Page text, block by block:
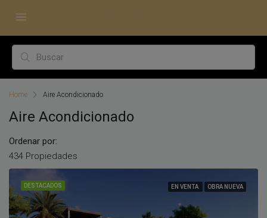
Home Aire Acondicionado
Aire Acondicionado
434 Propiedades
Ordenar por:
DESTACADOS EN VENTA OBRA NUEVA